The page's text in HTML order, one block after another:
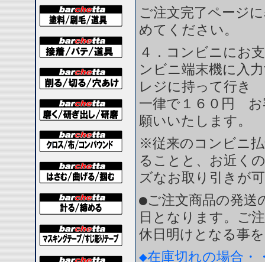
ご注文完了ページ
めてください。
４．コンビニにお
ンビニ端末機に入
レジに持って行き
一律で１６０円 お
願いいたします。
※従来のコンビニ
ることと、お近く
ズなお取り引きが
●ご注文商品の発送
日となります。ご
休日明けとなる事
◆在庫切れの場合・